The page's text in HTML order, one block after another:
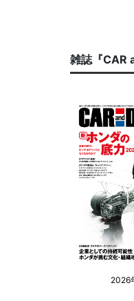
雑誌『CAR
2026